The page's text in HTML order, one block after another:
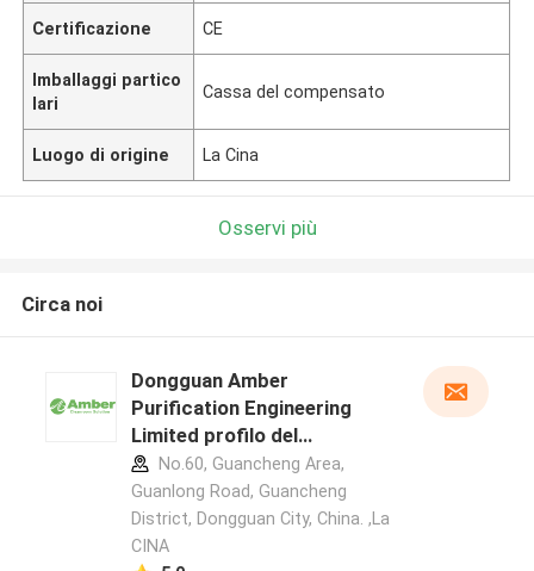
Certificazione CE
Imballaggi partico
lari
Cassa del compensato
Luogo di origine La Cina
Osservi più
Circa noi
Dongguan Amber
Purification Engineering
Limited profilo del
produttore
No.60, Guancheng Area,
Guanlong Road, Guancheng
District, Dongguan City, China. ,La
CINA